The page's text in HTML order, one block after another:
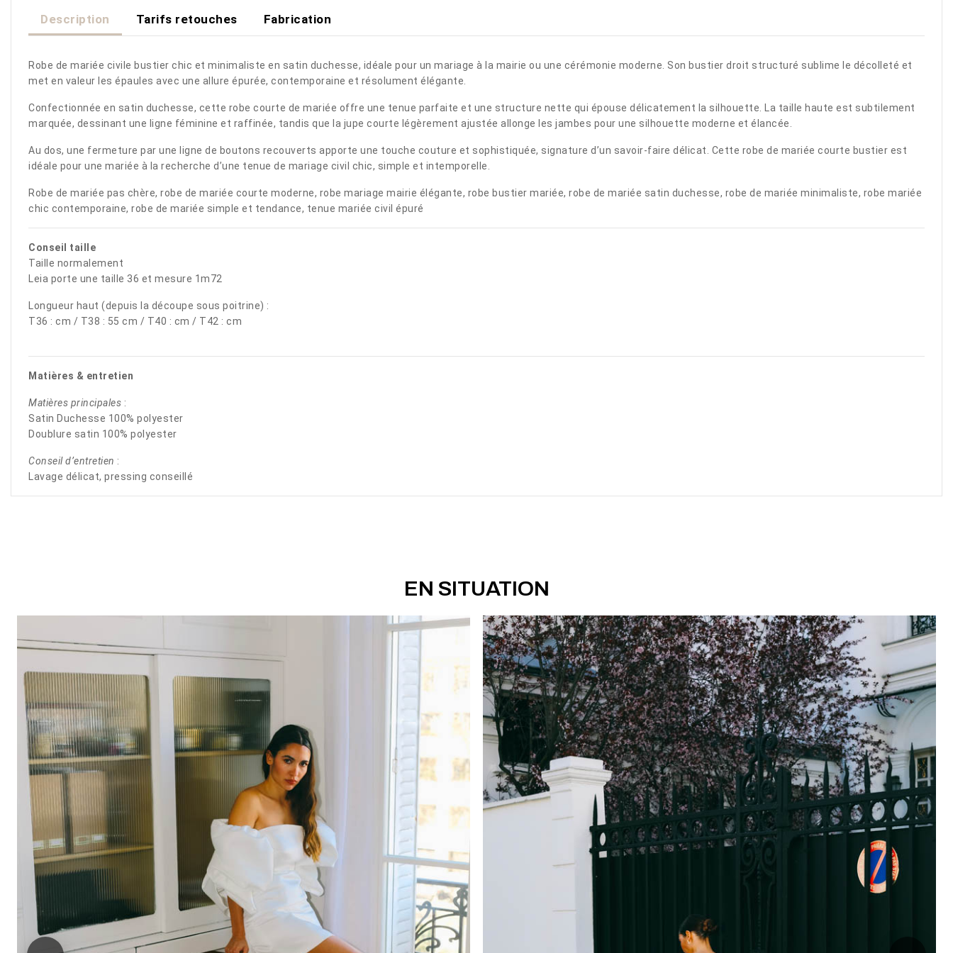
Description Tarifs retouches Fabrication
Robe de mariée civile bustier chic et minimaliste en satin duchesse, idéale pour un mariage à la mairie ou une cérémonie moderne. Son bustier droit structuré sublime le décolleté et
met en valeur les épaules avec une allure épurée, contemporaine et résolument élégante.
Confectionnée en satin duchesse, cette robe courte de mariée offre une tenue parfaite et une structure nette qui épouse délicatement la silhouette. La taille haute est subtilement
marquée, dessinant une ligne féminine et raffinée, tandis que la jupe courte légèrement ajustée allonge les jambes pour une silhouette moderne et élancée.
Au dos, une fermeture par une ligne de boutons recouverts apporte une touche couture et sophistiquée, signature d’un savoir-faire délicat. Cette robe de mariée courte bustier est
idéale pour une mariée à la recherche d’une tenue de mariage civil chic, simple et intemporelle.
Robe de mariée pas chère, robe de mariée courte moderne, robe mariage mairie élégante, robe bustier mariée, robe de mariée satin duchesse, robe de mariée minimaliste, robe mariée
chic contemporaine, robe de mariée simple et tendance, tenue mariée civil épuré
Conseil taille
Taille normalement
Leia porte une taille 36 et mesure 1m72
Longueur haut (depuis la découpe sous poitrine) :
T36 : cm / T38 : 55 cm / T40 : cm / T42 : cm
Matières & entretien
Matières principales :
Satin Duchesse 100% polyester
Doublure satin 100% polyester
Conseil d’entretien :
Lavage délicat, pressing conseillé
EN SITUATION